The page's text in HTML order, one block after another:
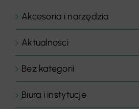
Akcesoria i narzędzia
Aktualności
Bez kategorii
Biura i instytucje